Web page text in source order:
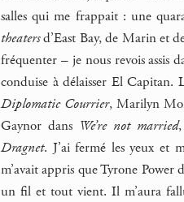
salles qui me frappait : une
theatersd’East Bay, de Marin et
fréquenter – je nous revois assis
conduise à délaisser El Capitan.
Diplomatic Courrier, Marilyn
Gaynor dans We’re not married
Dragnet. J’ai fermé les yeux et
m’avait appris que Tyrone Power
un fil et tout vient. Il m’aura